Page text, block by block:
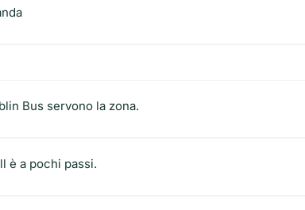
Bus servono la zona.
è a pochi passi.